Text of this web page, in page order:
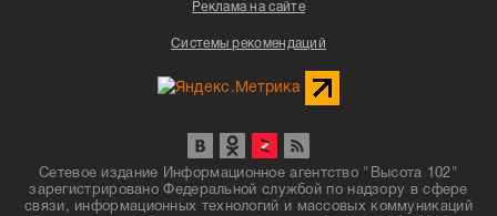
Реклама на сайте
Системы рекомендаций
Сетевое издание Информационное агентство "Высота 102"
зарегистрировано Федеральной службой по надзору в сфере
связи, информационных технологий и массовых коммуникаций